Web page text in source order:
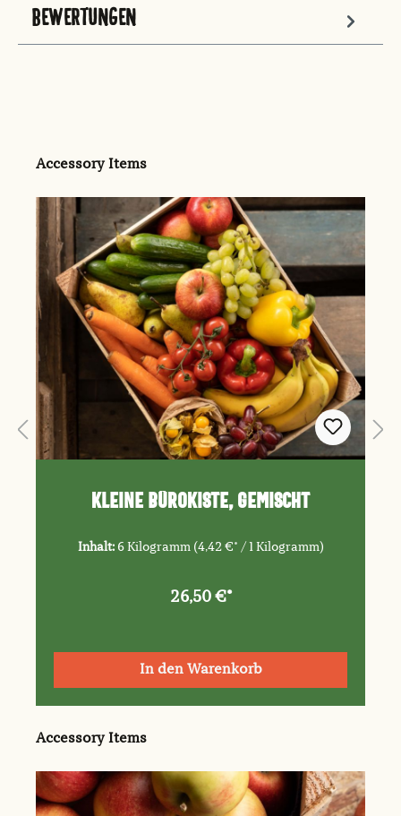
BEWERTUNGEN
Produktgalerie überspringen
Accessory Items
Kleine Bürokiste, gemischt
Inhalt: 6 Kilogramm (4,42 €* / 1 Kilogramm)
26,50 €*
In den Warenkorb
Produktgalerie überspringen
Accessory Items